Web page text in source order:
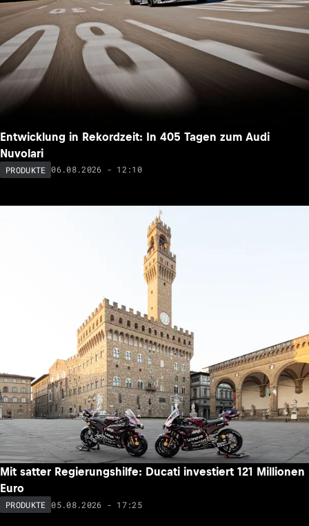
Entwicklung in Rekordzeit: In 405 Tagen zum Audi
Nuvolari
PRODUKTE 06.08.2026 - 12:10
Mit satter Regierungshilfe: Ducati investiert 121 Millionen
Euro
PRODUKTE 05.08.2026 - 17:25